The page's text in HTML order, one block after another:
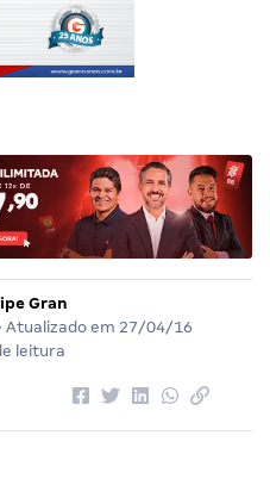
Gran
Atualizado em 27/04/16
leitura